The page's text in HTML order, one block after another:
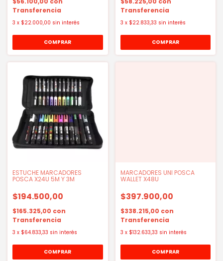
Transferencia
3 x $22.000,00 sin interés
Transferencia
3 x $22.833,33 sin interés
ESTUCHE MARCADORES
POSCA X24U 5M Y 3M
$194.500,00
$165.325,00 con
Transferencia
3 x $64.833,33 sin interés
MARCADORES UNI POSCA
WALLET X48U
$397.900,00
$338.215,00 con
Transferencia
3 x $132.633,33 sin interés